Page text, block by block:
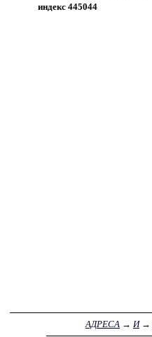
индекс 445044
АДРЕСА → И→